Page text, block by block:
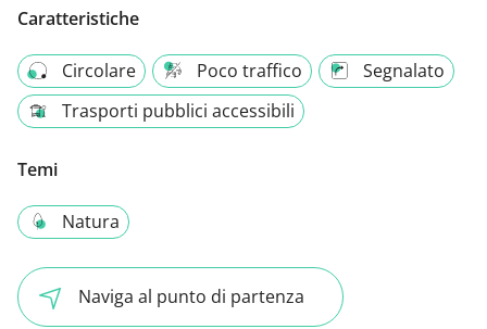
Caratteristiche
Circolare Poco traffico
Segnalato
Trasporti pubblici accessibili
Temi
Natura
Naviga al punto di partenza